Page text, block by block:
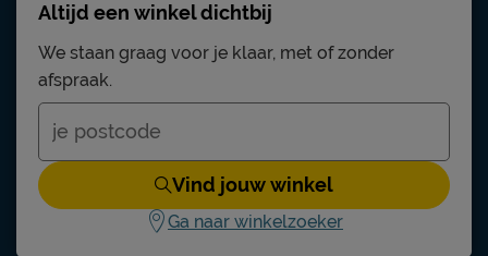
Altijd een winkel dichtbij
We staan graag voor je klaar, met of zonder
afspraak.
Vind jouw winkel
Ga naar winkelzoeker